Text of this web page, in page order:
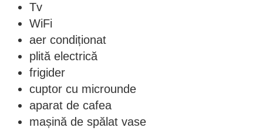
Tv
WiFi
aer condiționat
plită electrică
frigider
cuptor cu microunde
aparat de cafea
mașină de spălat vase